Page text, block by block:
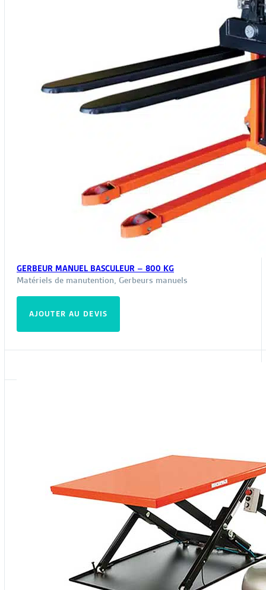
GERBEUR MANUEL BASCULEUR – 800 KG
Matériels de manutention, Gerbeurs manuels
AJOUTER AU DEVIS